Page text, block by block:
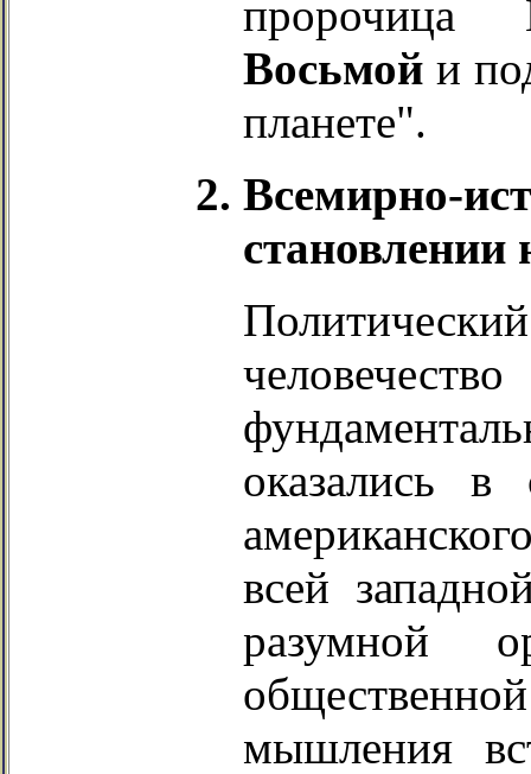
пророчица
Восьмой и
планете".
Всемирно-
становлении
оказались в
всей
разумной
мышления